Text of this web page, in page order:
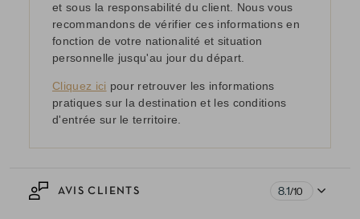
AVIS CLIENTS 8.1/10
et sous la responsabilité du client. Nous vous
recommandons de vérifier ces informations en
fonction de votre nationalité et situation
personnelle jusqu'au jour du départ.
Cliquez ici pour retrouver les informations
pratiques sur la destination et les conditions
d'entrée sur le territoire.